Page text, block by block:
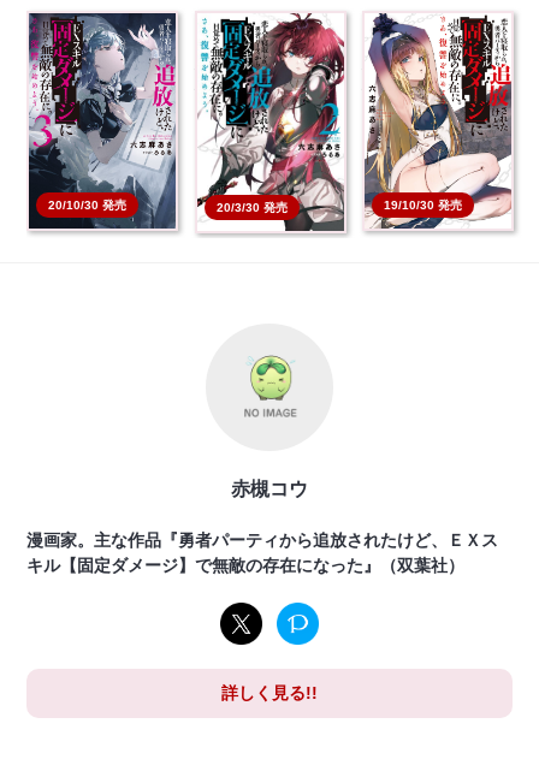
20/10/30 発売
恋人を寝取られ、勇者
パーティから追放され
た…
本を買う
20/3/30 発売
恋人を寝取られ、勇者
パーティから追放され
た…
本を買う
19/10/30 発売
恋人を寝取られ、勇者
パーティから追放され
た…
本を買う
赤槻コウ
漫画家。主な作品『勇者パーティから追放されたけど、ＥＸス
キル【固定ダメージ】で無敵の存在になった』（双葉社）
詳しく見る!!